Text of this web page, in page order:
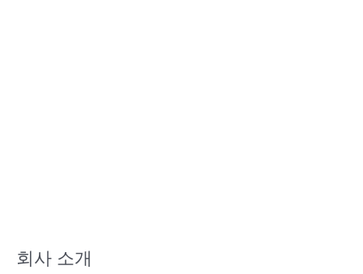
회사 소개